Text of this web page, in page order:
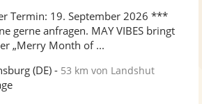
Fotos
Sternen
Termin: 19. September 2026 ***
gerne anfragen. MAY VIBES bringt
„Merry Month of ...
(DE) - 53 km von Landshut